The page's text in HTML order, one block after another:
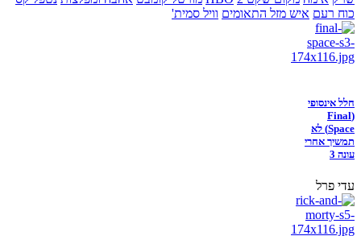
כוח רעם איש מזל התאומים וויל סמית'
חלל אינסופי
(Final
Space) לא
תמשיך אחרי
עונה 3
עדי פרל